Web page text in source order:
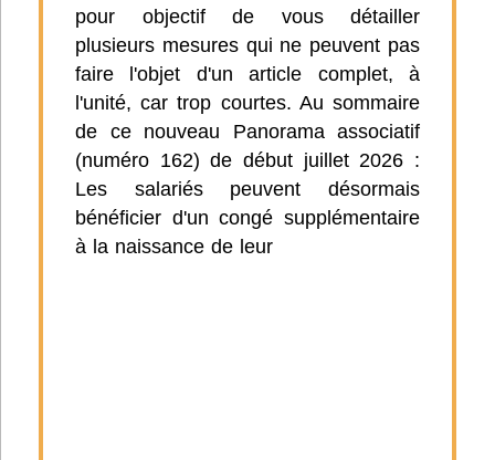
pour objectif de vous détailler
plusieurs mesures qui ne peuvent pas
faire l'objet d'un article complet, à
l'unité, car trop courtes. Au sommaire
de ce nouveau Panorama associatif
(numéro 162) de début juillet 2026 :
Les salariés peuvent désormais
bénéficier d'un congé supplémentaire
à la naissance de leur